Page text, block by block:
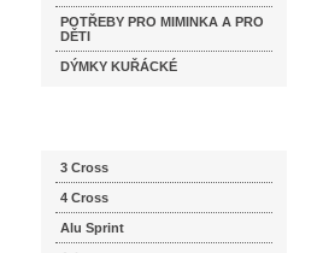
POTŘEBY PRO MIMINKA A PRO
DĚTI
DÝMKY KUŘÁCKÉ
3 Cross
4 Cross
Alu Sprint